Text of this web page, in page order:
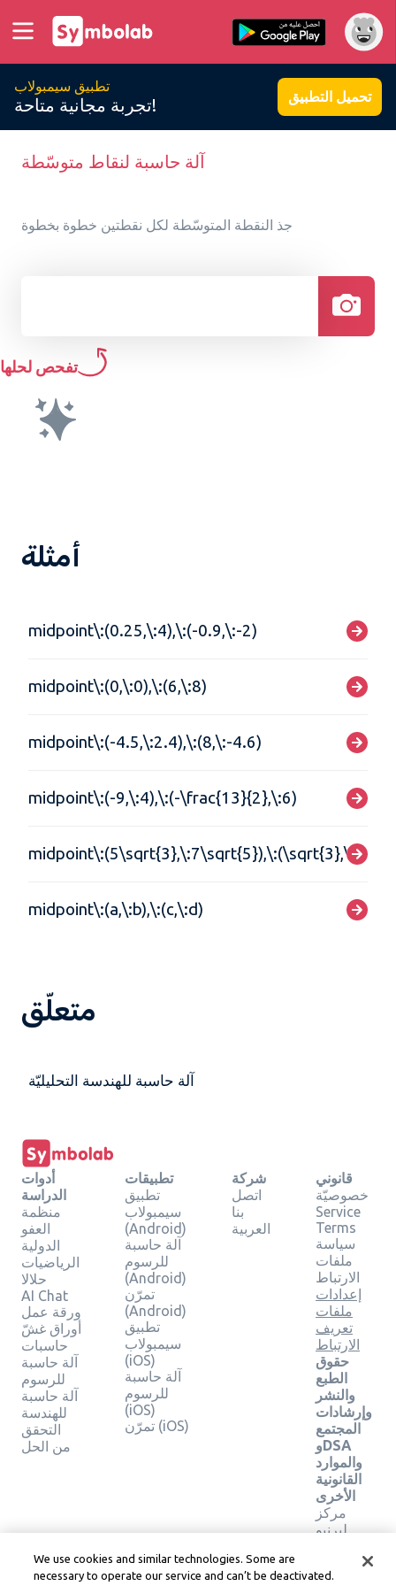
تطبيق سيمبولاب
تجربة مجانية متاحة! تحميل التطبيق
آلة حاسبة لنقاط متوسّطة
جذ النقطة المتوسّطة لكل نقطتين خطوة بخطوة
تفحص لحلها
أمثلة
midpoint\:(0.25,\:4),\:(-0.9,\:-2)
midpoint\:(0,\:0),\:(6,\:8)
midpoint\:(-4.5,\:2.4),\:(8,\:-4.6)
midpoint\:(-9,\:4),\:(-\frac{13}{2},\:6)
midpoint\:(5\sqrt{3},\:7\sqrt{5}),\:(\sqrt{3},\:-
midpoint\:(a,\:b),\:(c,\:d)
متعلّق
آلة حاسبة للهندسة التحليليّة
أدوات
الدراسة
منظمة
العفو
الدولية
الرياضيات
حلالا
AI Chat
ورقة عمل
أوراق غشّ
حاسبات
آلة حاسبة
للرسوم
آلة حاسبة
للهندسة
التحقق
من الحل
تطبيقات
تطبيق
سيمبولاب
(Android)
آلة حاسبة
للرسوم
(Android)
تمرّن
(Android)
تطبيق
سيمبولاب
(iOS)
آلة حاسبة
للرسوم
(iOS)
تمرّن (iOS)
شركة
اتصل
بنا
العربية
قانوني
خصوصيّة
Service
Terms
سياسة
ملفات
الارتباط
إعدادات
ملفات
تعريف
الارتباط
حقوق
الطبع
والنشر
وإرشادات
المجتمع
وDSA
والموارد
القانونية
الأخرى
مركز
ليرنيو
خدمة
We use cookies and similar technologies. Some are
necessary to operate our service and can’t be deactivated.